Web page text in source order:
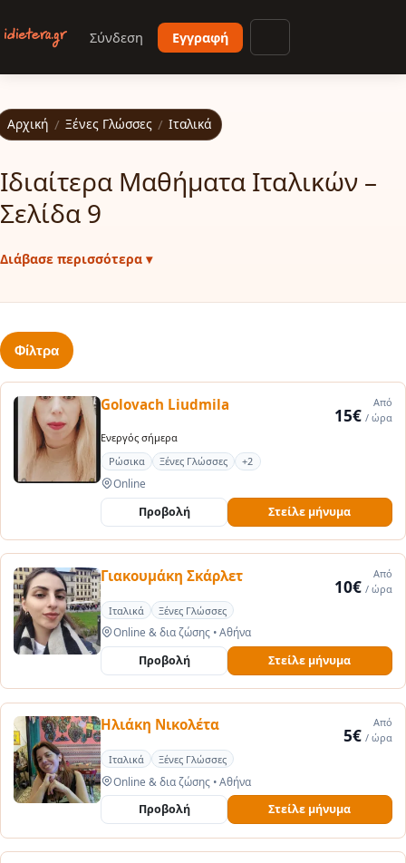
Σύνδεση Εγγραφή
Αρχική / Ξένες Γλώσσες / Ιταλικά
Ιδιαίτερα Μαθήματα Ιταλικών –
Σελίδα 9
Διάβασε περισσότερα ▾
Φίλτρα
Golovach Liudmila Από
15€ / ώρα
Ενεργός σήμερα
Ρώσικα
Ξένες Γλώσσες +2
Online
Προβολή Στείλε μήνυμα
Γιακουμάκη Σκάρλετ Από
10€ / ώρα
Ιταλικά
Ξένες Γλώσσες
Online & δια ζώσης •Αθήνα
Προβολή Στείλε μήνυμα
Ηλιάκη Νικολέτα Από
5€ / ώρα
Ιταλικά
Ξένες Γλώσσες
Online & δια ζώσης •Αθήνα
Προβολή Στείλε μήνυμα